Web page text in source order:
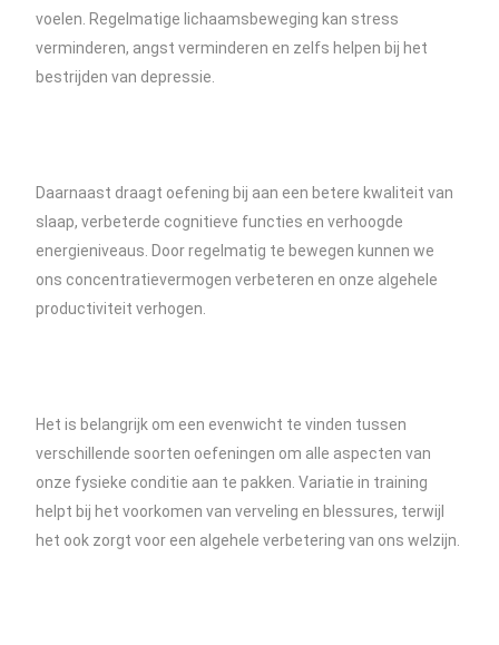
voelen. Regelmatige lichaamsbeweging kan stress
verminderen, angst verminderen en zelfs helpen bij het
bestrijden van depressie.
Daarnaast draagt oefening bij aan een betere kwaliteit van
slaap, verbeterde cognitieve functies en verhoogde
energieniveaus. Door regelmatig te bewegen kunnen we
ons concentratievermogen verbeteren en onze algehele
productiviteit verhogen.
Het is belangrijk om een evenwicht te vinden tussen
verschillende soorten oefeningen om alle aspecten van
onze fysieke conditie aan te pakken. Variatie in training
helpt bij het voorkomen van verveling en blessures, terwijl
het ook zorgt voor een algehele verbetering van ons welzijn.